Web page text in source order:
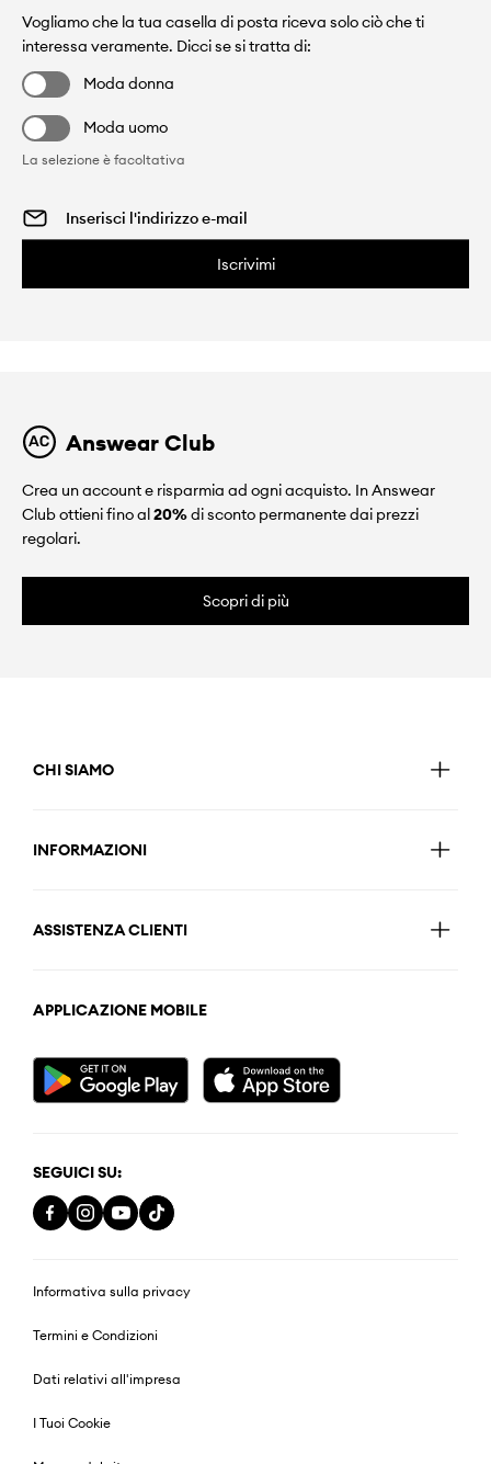
Vogliamo che la tua casella di posta riceva solo ciò che ti
interessa veramente. Dicci se si tratta di:
Moda donna
Moda uomo
La selezione è facoltativa
Iscrivimi
Answear Club
Crea un account e risparmia ad ogni acquisto. In Answear
Club ottieni fino al20%di sconto permanente dai prezzi
regolari.
Scopri di più
CHI SIAMO
INFORMAZIONI
ASSISTENZA CLIENTI
APPLICAZIONE MOBILE
SEGUICI SU:
Informativa sulla privacy
Termini e Condizioni
Dati relativi all'impresa
I Tuoi Cookie